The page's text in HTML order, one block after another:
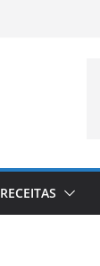
RECEITAS